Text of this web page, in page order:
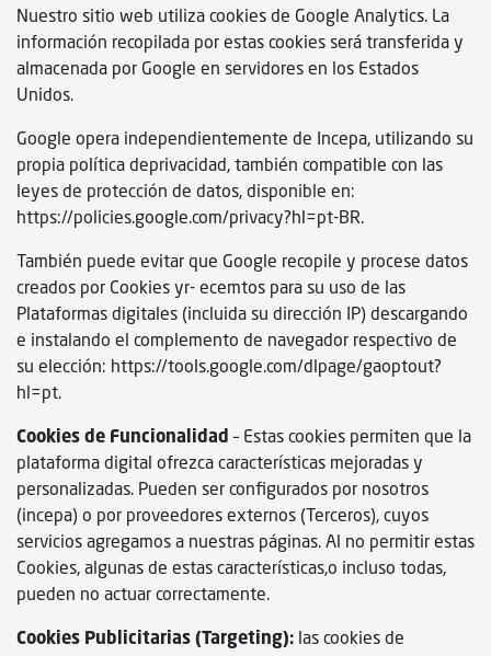
Nuestro sitio web utiliza cookies de Google Analytics. La
información recopilada por estas cookies será transferida y
almacenada por Google en servidores en los Estados
Unidos.
Google opera independientemente de Incepa, utilizando su
propia política deprivacidad, también compatible con las
leyes de protección de datos, disponible en:
https://policies.google.com/privacy?hl=pt-BR.
También puede evitar que Google recopile y procese datos
creados por Cookies yr- ecemtos para su uso de las
Plataformas digitales (incluida su dirección IP) descargando
e instalando el complemento de navegador respectivo de
su elección: https://tools.google.com/dlpage/gaoptout?
hl=pt.
Cookies de Funcionalidad– Estas cookies permiten que la
plataforma digital ofrezca características mejoradas y
personalizadas. Pueden ser configurados por nosotros
(incepa) o por proveedores externos (Terceros), cuyos
servicios agregamos a nuestras páginas. Al no permitir estas
Cookies, algunas de estas características,o incluso todas,
pueden no actuar correctamente.
Cookies Publicitarias (Targeting): las cookies de